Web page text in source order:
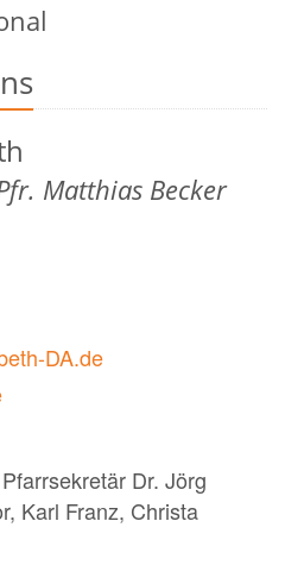
Matthias Becker
DA.de
Dr. Jörg
Karl Franz, Christa